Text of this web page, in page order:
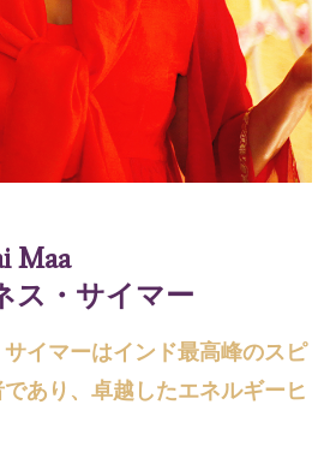
Maa
ス・サイマー
イマーはインド最高峰のスピ
あり、卓越したエネルギーヒ